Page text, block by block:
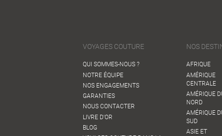
VOYAGES COUTURE
QUI SOMMES-NOUS ?
NOTRE ÉQUIPE
NOS ENGAGEMENTS
GARANTIES
NOUS CONTACTER
LIVRE D'OR
BLOG
NOS
AFRIQUE
AMÉRIQUE
CENTRALE
AMÉRIQUE
NORD
AMÉRIQUE
SUD
ASIE ET